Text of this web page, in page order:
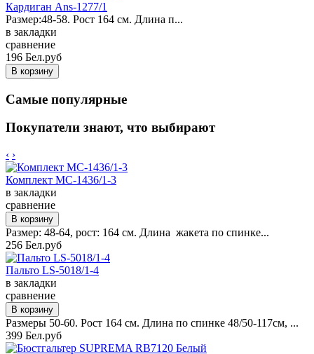
Кардиган Ans-1277/1
Размер:48-58. Рост 164 см. Длина п...
в закладки
сравнение
196 Бел.руб
Самые популярные
Покупатели знают, что выбирают
‹ ›
Комплект MC-1436/1-3
в закладки
сравнение
Размер: 48-64, рост: 164 см. Длина жакета по спинке...
256 Бел.руб
Пальто LS-5018/1-4
в закладки
сравнение
Размеры 50-60. Рост 164 см. Длина по спинке 48/50-117см, ...
399 Бел.руб